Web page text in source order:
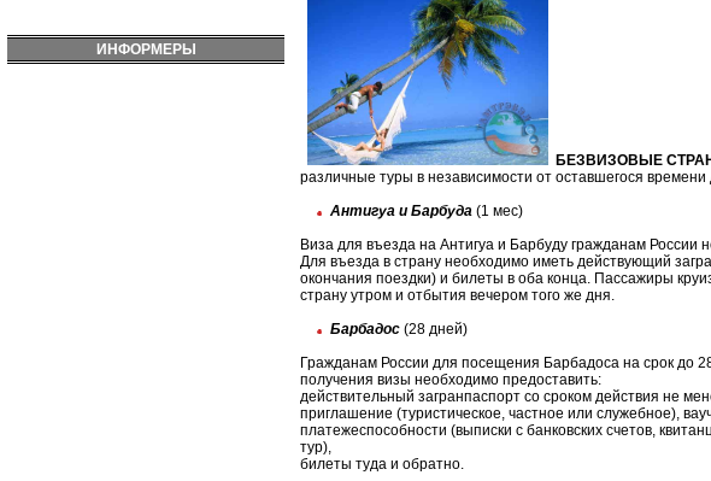
ИНФОРМЕРЫ
БЕЗВИЗОВЫЕ
различные туры в независимости от оставшегося
Антигуа и Барбуда (1 мес)
Виза для въезда на Антигуа и Барбуду гражданам России
Для въезда в страну необходимо иметь действующий
окончания поездки) и билеты в оба конца. Пассажиры
страну утром и отбытия вечером того же дня.
Барбадос (28 дней)
Гражданам России для посещения Барбадоса на срок до
получения визы необходимо предоставить:
действительный загранпаспорт со сроком действия не
приглашение (туристическое, частное или служебное),
платежеспособности (выписки с банковских счетов,
тур),
билеты туда и обратно.